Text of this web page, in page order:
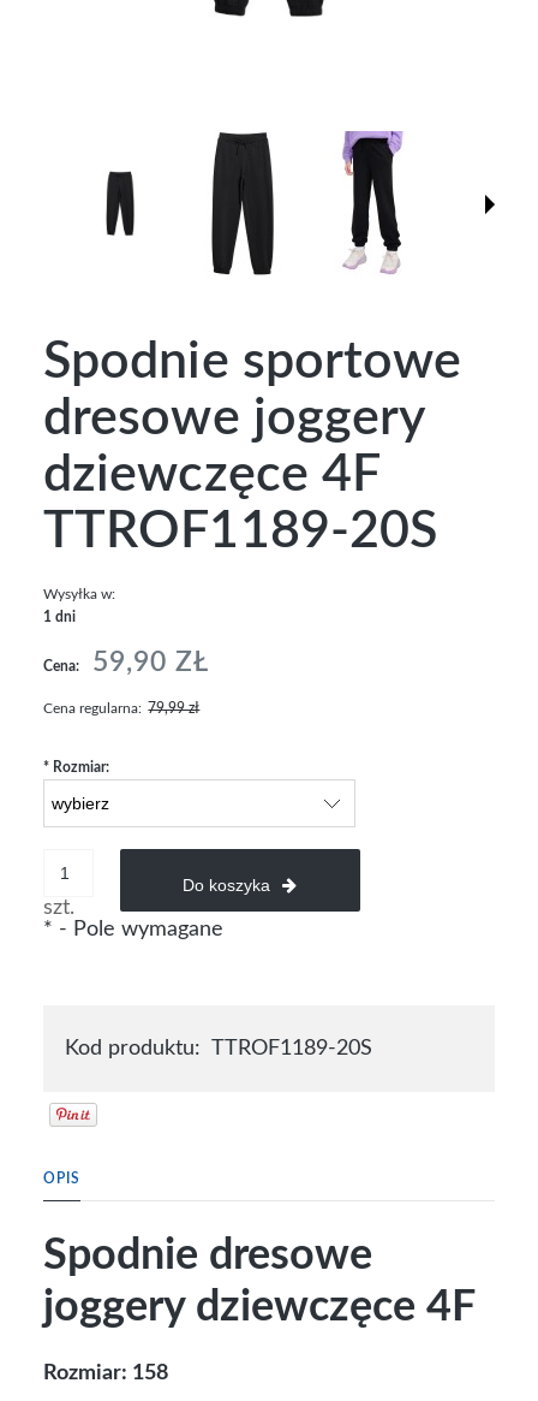
Spodnie sportowe
dresowe joggery
dziewczęce 4F
TTROF1189-20S
Wysyłka w:
1 dni
Cena: 59,90 ZŁ
Cena regularna: 79,99 zł
* Rozmiar:
szt.
Do koszyka
* - Pole wymagane
Kod produktu: TTROF1189-20S
OPIS
Spodnie dresowe
joggery dziewczęce 4F
Rozmiar: 158